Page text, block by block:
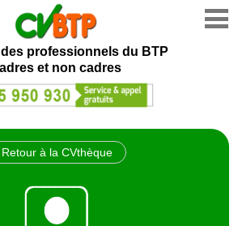
professionnels du BTP
et non cadres
Retour à la CVthèque